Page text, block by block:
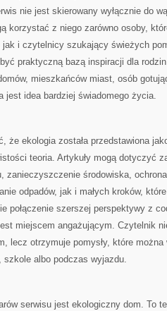
nie jest skierowany wyłącznie do
korzystać z niego zarówno osoby,
i czytelnicy szukający świeżych
praktyczną bazą inspiracji dla
mieszkańców miast, osób
idea bardziej świadomego życia.
że ekologia została przedstawiona
teoria. Artykuły mogą dotyczyć
zanieczyszczenie środowiska,
odpadów, jak i małych kroków,
połączenie szerszej perspektywy z
miejscem angażującym. Czytelnik
lecz otrzymuje pomysły, które
szkole albo podczas wyjazdu.
serwisu jest ekologiczny dom. To